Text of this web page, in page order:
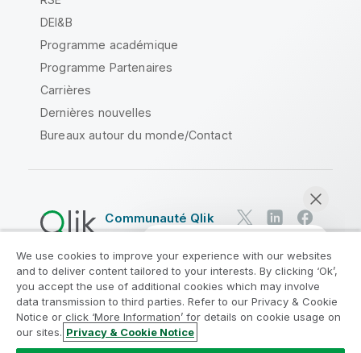
Discuter maintenant
DEI&B
Programme académique
Programme Partenaires
Carrières
Dernières nouvelles
Bureaux autour du monde/Contact
Communauté Qlik
Contrats juridiques
Conditions d'utilisation des produits
Legal Policies
Conditions légales
Conditions d'utilisation
Marques
Do Not Share My Info
We use cookies to improve your experience with our websites
and to deliver content tailored to your interests. By clicking ‘Ok’,
you accept the use of additional cookies which may involve
data transmission to third parties. Refer to our Privacy & Cookie
Notice or click ‘More Information’ for details on cookie usage on
our sites. Privacy & Cookie Notice